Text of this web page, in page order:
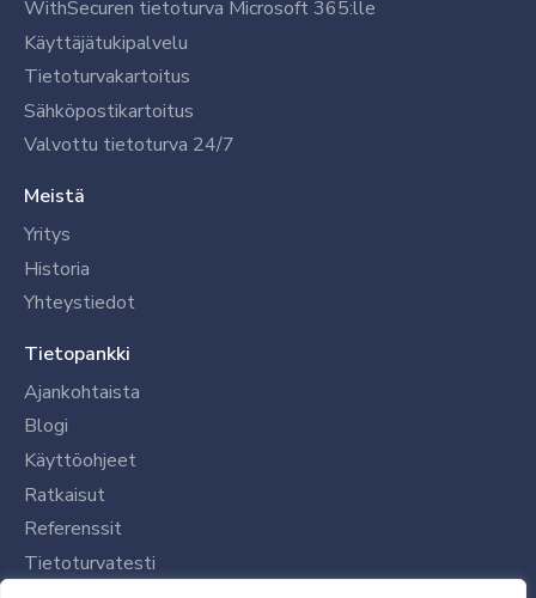
WithSecuren tietoturva Microsoft 365:lle
Käyttäjätukipalvelu
Tietoturvakartoitus
Sähköpostikartoitus
Valvottu tietoturva 24/7
Meistä
Yritys
Historia
Yhteystiedot
Tietopankki
Ajankohtaista
Blogi
Käyttöohjeet
Ratkaisut
Referenssit
Tietoturvatesti